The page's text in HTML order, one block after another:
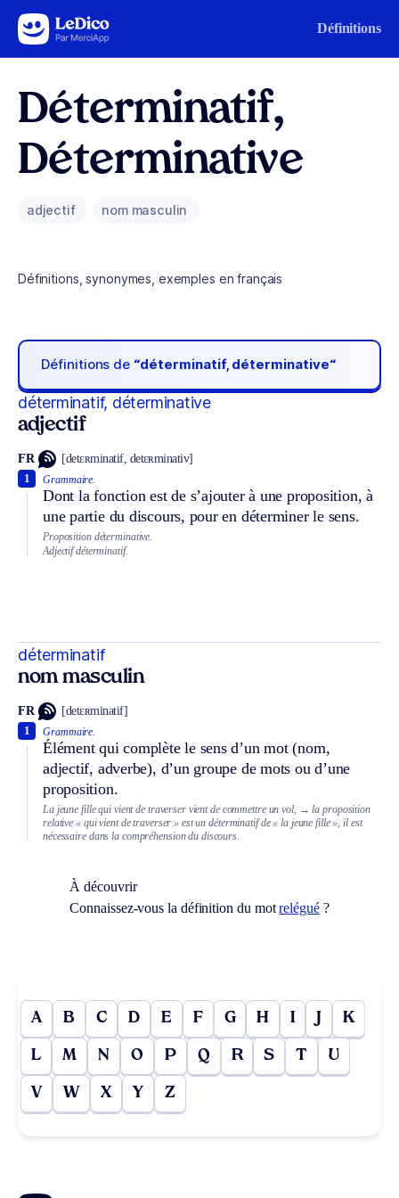
Aller au contenu Définitions
Déterminatif,
Déterminative
adjectif nom masculin
Définitions, synonymes, exemples en français
Définitions de “déterminatif, déterminative“
déterminatif, déterminative
adjectif
FR [detɛʀminatif, detɛʀminativ]
Grammaire.
Dont la fonction est de s’ajouter à une proposition, à
une partie du discours, pour en déterminer le sens.
1
Proposition déterminative.
Adjectif déterminatif.
déterminatif
nom masculin
FR [detɛʀminatif]
Grammaire.
Élément qui complète le sens d’un mot (nom,
adjectif, adverbe), d’un groupe de mots ou d’une
proposition.
1
La jeune fille qui vient de traverser vient de commettre un vol, → la proposition
relative « qui vient de traverser » est un déterminatif de « la jeune fille », il est
nécessaire dans la compréhension du discours.
À découvrir
Connaissez-vous la définition du motrelégué?
A B C D E F G H I J K
L M N O P Q R S T U
V W X Y Z